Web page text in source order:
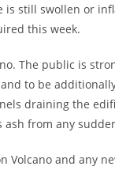
still swollen or
this week.
The public is
to be
draining the
ash from any
Volcano and any